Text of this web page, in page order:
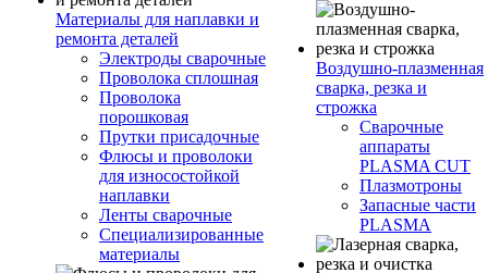
Материалы для наплавки и
ремонта деталей
Электроды сварочные
Проволока сплошная
Проволока
порошковая
Прутки присадочные
Флюсы и проволоки
для износостойкой
наплавки
Ленты сварочные
Специализированные
материалы
Воздушно-плазменная
сварка, резка и
строжка
Сварочные
аппараты
PLASMA CUT
Плазмотроны
Запасные части
PLASMA